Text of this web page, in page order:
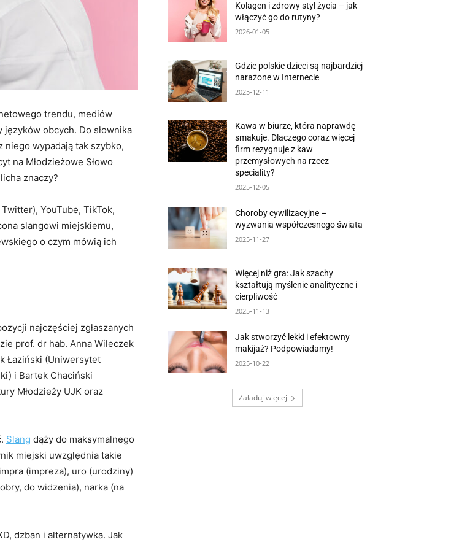
trendu, mediów
obcych. Do słownika
wypadają tak szybko,
na Młodzieżowe Słowo
znaczy?
YouTube, TikTok,
slangowi miejskiemu,
o czym mówią ich
najczęściej zgłaszanych
prof. dr hab. Anna Wileczek
Łaziński (Uniwersytet
i Bartek Chaciński
Młodzieży UJK oraz
Slang dąży do maksymalnego
miejski uwzględnia takie
(impreza), uro (urodziny)
do widzenia), narka (na
dzban i alternatywka. Jak
Kolagen i zdrowy styl życia – jak
włączyć go do rutyny?
2026-01-05
Gdzie polskie dzieci są najbardziej
narażone w Internecie
2025-12-11
Kawa w biurze, która naprawdę
smakuje. Dlaczego coraz więcej
firm rezygnuje z kaw
przemysłowych na rzecz
speciality?
2025-12-05
Choroby cywilizacyjne –
wyzwania współczesnego świata
2025-11-27
Więcej niż gra: Jak szachy
kształtują myślenie analityczne i
cierpliwość
2025-11-13
Jak stworzyć lekki i efektowny
makijaż? Podpowiadamy!
2025-10-22
Załaduj więcej